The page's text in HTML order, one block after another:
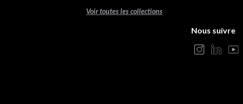
Voir toutes les collections
Nous suivre